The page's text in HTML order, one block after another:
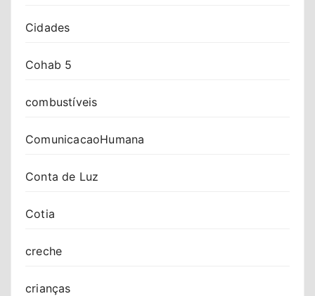
Cidades
Cohab 5
combustíveis
ComunicacaoHumana
Conta de Luz
Cotia
creche
crianças